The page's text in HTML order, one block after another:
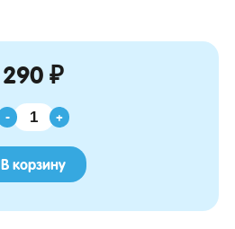
290 ₽
- +
В корзину